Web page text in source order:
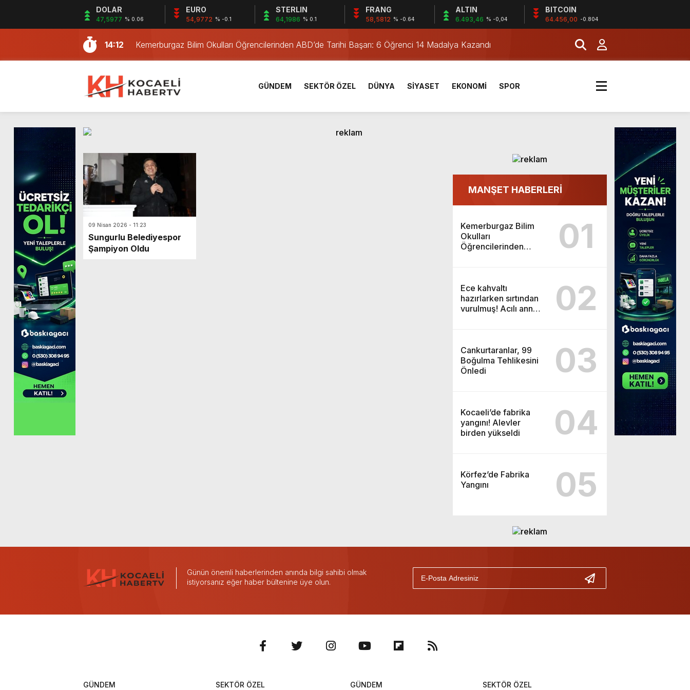
DOLAR
47,5977 % 0.06
EURO
54,9772 % -0.1
STERLIN
64,1986 % 0.1
FRANG
58,5812 % -0.64
ALTIN
6.493,46 % -0,04
BITCOIN
64.456,00 -0.804
13:34 Gül Teknik Servisi İstanbul’da Beyaz Eşya Tamirinde Güvenilir Çözüm Sunuyor
14:12 Kemerburgaz Bilim Okulları Öğrencilerinden ABD’de Tarihi Başarı: 6 Öğrenci 14 Madalya Kazandı
15:35
Ece kahvaltı hazırlarken sırtından vurulmuş! Acılı anne: Evime patates almak haram
15:34
Cankurtaranlar, 99 Boğulma Tehlikesini Önledi
15:33
Kocaeli’de fabrika yangını! Alevler birden yükseldi
15:32
Körfez’de Fabrika Yangını
15:31
Kocaeli’de boya fabrikası alevlere teslim oldu
11:35
Musa İlter’in Ölümünde 4 Yıl Geçti
13:34
Gül Teknik Servisi İstanbul’da Beyaz Eşya Tamirinde Güvenilir Çözüm Sunuyor
14:12
Kemerburgaz Bilim Okulları Öğrencilerinden ABD’de Tarihi Başarı: 6 Öğrenci 14 Madalya Kazandı
GÜNDEM SEKTÖR ÖZEL DÜNYA SİYASET EKONOMİ SPOR
09 Nisan 2026 - 11:23
Sungurlu Belediyespor
Şampiyon Oldu
MANŞET HABERLERİ
Kemerburgaz Bilim
Okulları
Öğrencilerinden
01
Ece kahvaltı
hazırlarken sırtından
vurulmuş! Acılı anne:
02
Cankurtaranlar, 99
Boğulma Tehlikesini
Önledi
03
Kocaeli’de fabrika
yangını! Alevler
birden yükseldi
04
Körfez’de Fabrika
Yangını
05
Günün önemli haberlerinden anında bilgi sahibi olmak
istiyorsanız eğer haber bültenine üye olun.
GÜNDEM SEKTÖR ÖZEL GÜNDEM SEKTÖR ÖZEL